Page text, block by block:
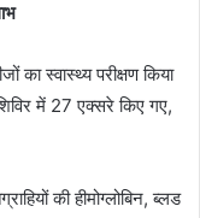
का स्वास्थ्य परीक्षण किया
में 27 एक्सरे किए गए,
की हीमोग्लोबिन, ब्लड